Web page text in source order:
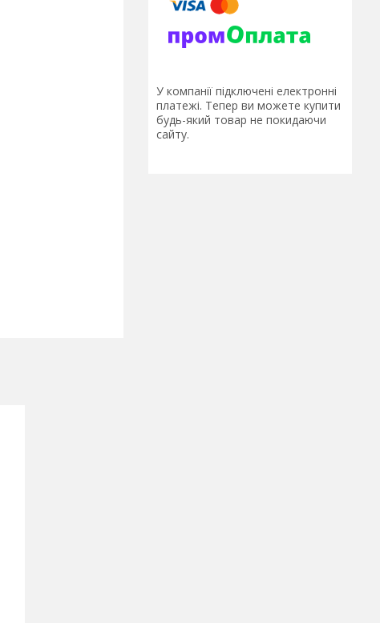
У компанії підключені електронні
платежі. Тепер ви можете купити
будь-який товар не покидаючи
сайту.